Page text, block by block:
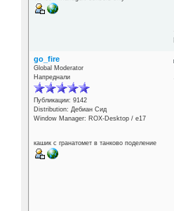
go_fire
Global Moderator
Напреднали
Публикации: 9142
Distribution: Дебиан Сид
Window Manager: ROX-Desktop / е17
кашик с гранатомет в танково поделение